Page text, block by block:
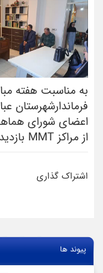
به مناسبت هفته
فرماندارشهرستان
اعضای شورای
از مراکز MMT بازدید نمودند.
اشتراک گذاری
پیوند ها